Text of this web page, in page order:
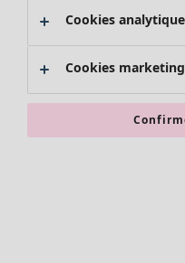
Promos SOLDES
Les promos de Gudrun
Nouvel arrivage
Bonnes affaires en soldes
Cookies
Cookies marketing